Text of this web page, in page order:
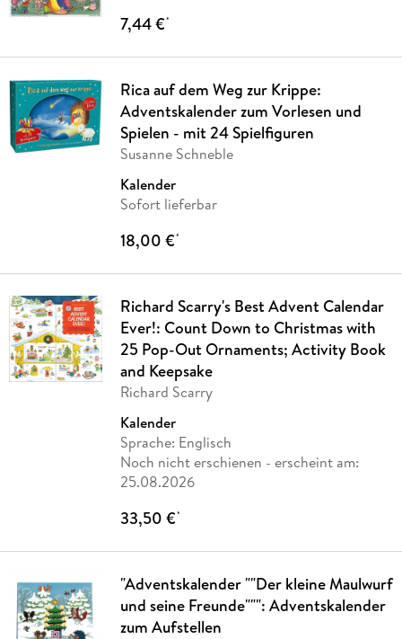
7,44 €*
Rica auf dem Weg zur Krippe:
Adventskalender zum Vorlesen und
Spielen - mit 24 Spielfiguren
Susanne Schneble
Kalender
Sofort lieferbar
18,00 €*
Richard Scarry's Best Advent Calendar
Ever!: Count Down to Christmas with
25 Pop-Out Ornaments; Activity Book
and Keepsake
Richard Scarry
Kalender
Sprache: Englisch
Noch nicht erschienen - erscheint am:
25.08.2026
33,50 €*
"Adventskalender ""Der kleine Maulwurf
und seine Freunde""": Adventskalender
zum Aufstellen